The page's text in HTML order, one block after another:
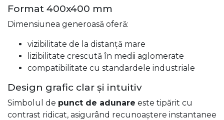
Format 400x400 mm
Dimensiunea generoasă oferă:
vizibilitate de la distanță mare
lizibilitate crescută în medii aglomerate
compatibilitate cu standardele industriale
Design grafic clar și intuitiv
Simbolul de punct de adunare este tipărit cu
contrast ridicat, asigurând recunoaștere instantanee